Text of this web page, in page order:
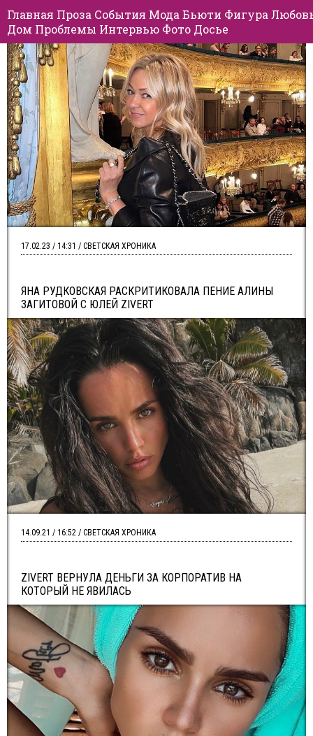
Главная Проза События Мода Бьюти Фигура
Дом Проблемы Интервью Фото Досье
ЯНА РУДКОВСКАЯ РАСКРИТИКОВАЛА ПЕНИЕ АЛИНЫ
ЗАГИТОВОЙ С ЮЛЕЙ ZIVERT
17.02.23 / 14:31 / СВЕТСКАЯ ХРОНИКА
ZIVERT ВЕРНУЛА ДЕНЬГИ ЗА КОРПОРАТИВ НА
КОТОРЫЙ НЕ ЯВИЛАСЬ
14.09.21 / 16:52 / СВЕТСКАЯ ХРОНИКА